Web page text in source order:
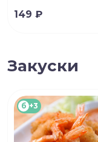
149 ₽
Закуски
б +3